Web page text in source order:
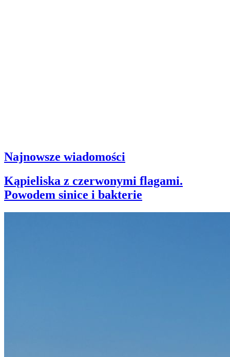
Najnowsze wiadomości
Kąpieliska z czerwonymi flagami.
Powodem sinice i bakterie